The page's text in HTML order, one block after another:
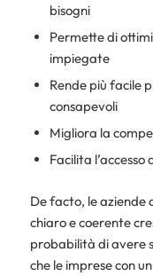
bisogni
Permette di
impiegate
Rende più facile
consapevoli
Migliora la
Facilita l’accesso
De facto, le aziende
chiaro e coerente
probabilità di avere
che le imprese con